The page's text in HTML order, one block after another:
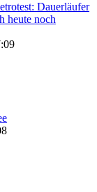
Dauerläufer
heute noch